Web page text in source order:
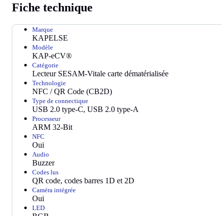
Fiche technique
Marque
KAPELSE
Modèle
KAP-eCV®
Catégorie
Lecteur SESAM-Vitale carte dématérialisée
Technologie
NFC / QR Code (CB2D)
Type de connectique
USB 2.0 type-C, USB 2.0 type-A
Processeur
ARM 32-Bit
NFC
Oui
Audio
Buzzer
Codes lus
QR code, codes barres 1D et 2D
Caméra intégrée
Oui
LED